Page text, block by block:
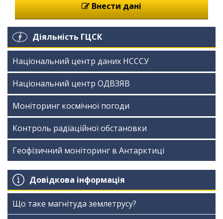
Внести дані
Діяльність ГЦСК
Національний центр даних НСССУ
Національний центр ОДВЗЯВ
Моніторинг космічної погоди
Контроль радіаційної обстановки
Геофізичний моніторинг в Антарктиці
Довідкова інформація
Що таке магнітуда землетрусу?